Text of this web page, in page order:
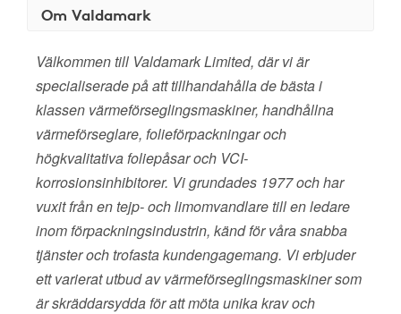
Om Valdamark
Välkommen till Valdamark Limited, där vi är
specialiserade på att tillhandahålla de bästa i
klassen värmeförseglingsmaskiner, handhållna
värmeförseglare, folieförpackningar och
högkvalitativa foliepåsar och VCI-
korrosionsinhibitorer. Vi grundades 1977 och har
vuxit från en tejp- och limomvandlare till en ledare
inom förpackningsindustrin, känd för våra snabba
tjänster och trofasta kundengagemang. Vi erbjuder
ett varierat utbud av värmeförseglingsmaskiner som
är skräddarsydda för att möta unika krav och